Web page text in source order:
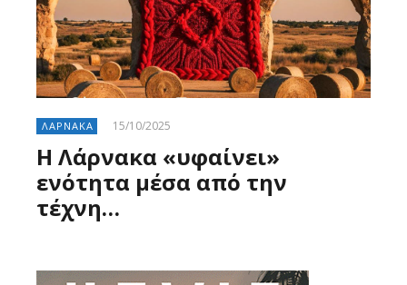
ΛΑΡΝΑΚΑ 15/10/2025
Η Λάρνακα «υφαίνει»
ενότητα μέσα από την
τέχνη…